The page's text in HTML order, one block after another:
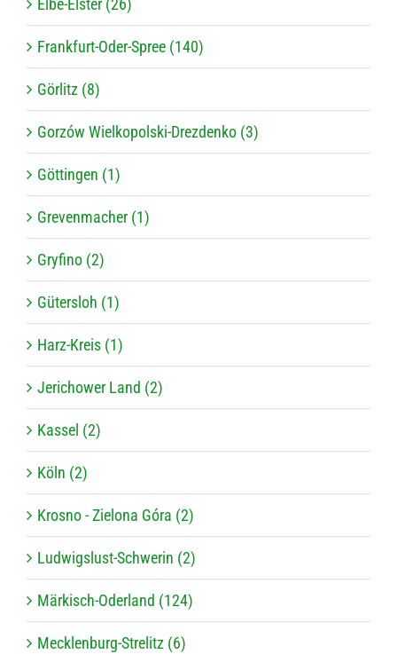
Elbe-Elster (26)
Frankfurt-Oder-Spree (140)
Görlitz (8)
Gorzów Wielkopolski-Drezdenko (3)
Göttingen (1)
Grevenmacher (1)
Gryfino (2)
Gütersloh (1)
Harz-Kreis (1)
Jerichower Land (2)
Kassel (2)
Köln (2)
Krosno - Zielona Góra (2)
Ludwigslust-Schwerin (2)
Märkisch-Oderland (124)
Mecklenburg-Strelitz (6)